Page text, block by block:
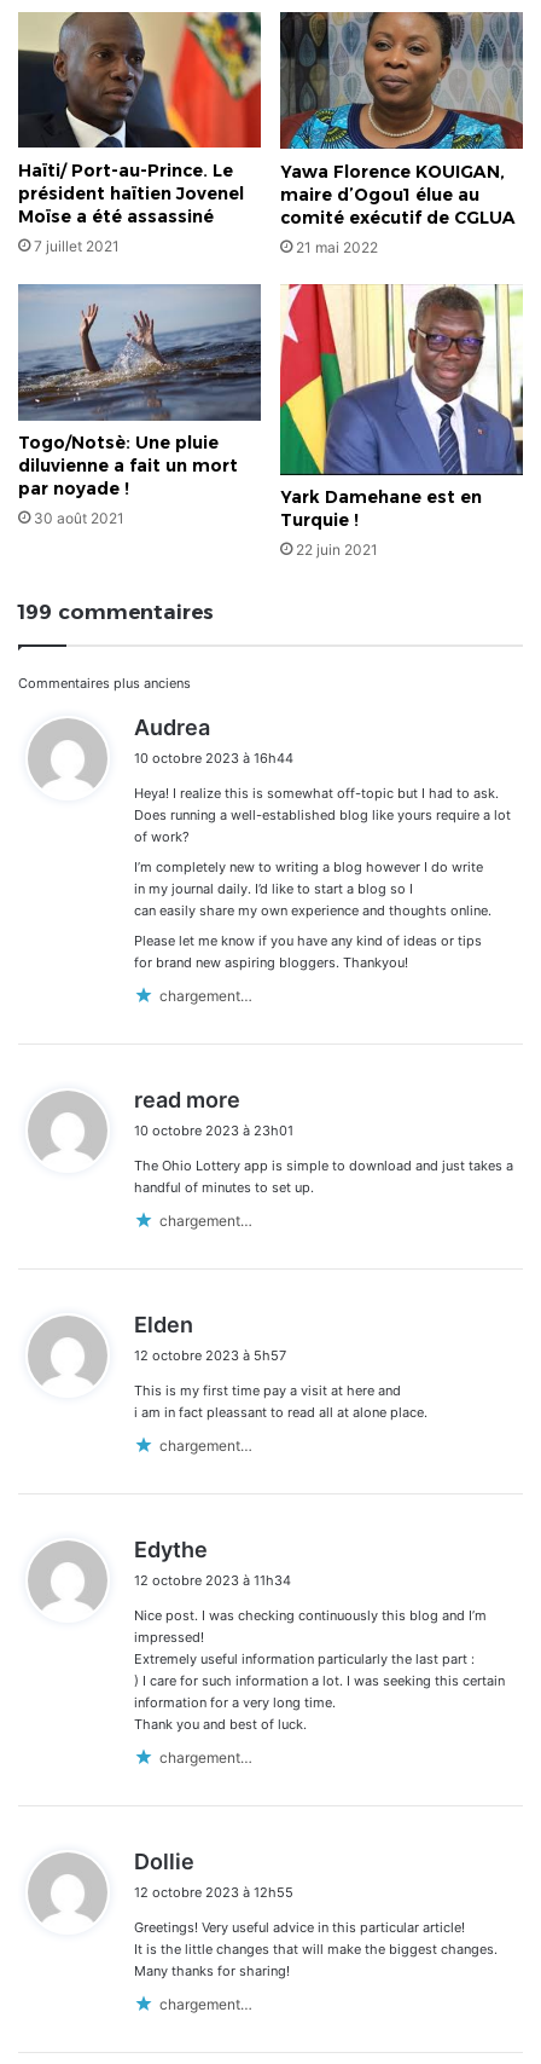
Haïti/ Port-au-Prince. Le
président haïtien Jovenel
Moïse a été assassiné
7 juillet 2021
Yawa Florence KOUIGAN,
maire d’Ogou1 élue au
comité exécutif de CGLUA
21 mai 2022
Togo/Notsè: Une pluie
diluvienne a fait un mort
par noyade !
30 août 2021
Yark Damehane est en
Turquie !
22 juin 2021
199 commentaires
Navigation
dans
les
commentaires
Commentaires plus anciens
Audrea
t
:
10 octobre 2023 à 16h44
Heya! I realize this is somewhat off-topic but I had to ask.
Does running a well-established blog like yours require a lot
of work?
I’m completely new to writing a blog however I do write
in my journal daily. I’d like to start a blog so I
can easily share my own experience and thoughts online.
Please let me know if you have any kind of ideas or tips
for brand new aspiring bloggers. Thankyou!
chargement…
read more
t
:
10 octobre 2023 à 23h01
The Ohio Lottery app is simple to download and just takes a
handful of minutes to set up.
chargement…
Elden
t
:
12 octobre 2023 à 5h57
This is my first time pay a visit at here and
i am in fact pleassant to read all at alone place.
chargement…
Edythe
t
12 octobre 2023 à 11h34
Nice post. I was checking continuously this blog and I’m
impressed!
Extremely useful information particularly the last part :
) I care for such information a lot. I was seeking this certain
information for a very long time.
Thank you and best of luck.
chargement…
Dollie
t
:
12 octobre 2023 à 12h55
Greetings! Very useful advice in this particular article!
It is the little changes that will make the biggest changes.
Many thanks for sharing!
chargement…